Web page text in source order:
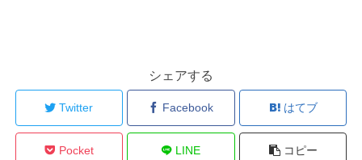
シェアする
Twitter Facebook はてブ
Pocket LINE コピー